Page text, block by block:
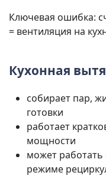
Ключевая ошибка:
= вентиляция на
Кухонная
собирает пар,
готовки
работает
мощности
может работать
режиме